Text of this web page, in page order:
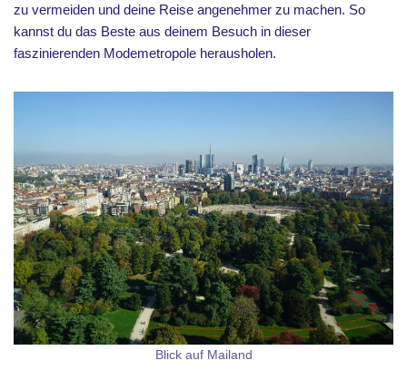
zu vermeiden und deine Reise angenehmer zu machen. So
kannst du das Beste aus deinem Besuch in dieser
faszinierenden Modemetropole herausholen.
Blick auf Mailand